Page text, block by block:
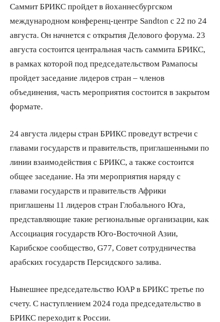
Саммит БРИКС пройдет в йоханнесбургском
международном конференц-центре Sandton с 22 по 24
августа. Он начнется с открытия Делового форума. 23
августа состоится центральная часть саммита БРИКС,
в рамках которой под председательством Рамапосы
пройдет заседание лидеров стран – членов
объединения, часть мероприятия состоится в закрытом
формате.
24 августа лидеры стран БРИКС проведут встречи с
главами государств и правительств, приглашенными по
линии взаимодействия с БРИКС, а также состоится
общее заседание. На эти мероприятия наряду с
главами государств и правительств Африки
приглашены 11 лидеров стран Глобального Юга,
представляющие такие региональные организации, как
Ассоциация государств Юго-Восточной Азии,
Карибское сообщество, G77, Совет сотрудничества
арабских государств Персидского залива.
Нынешнее председательство ЮАР в БРИКС третье по
счету. С наступлением 2024 года председательство в
БРИКС переходит к России.